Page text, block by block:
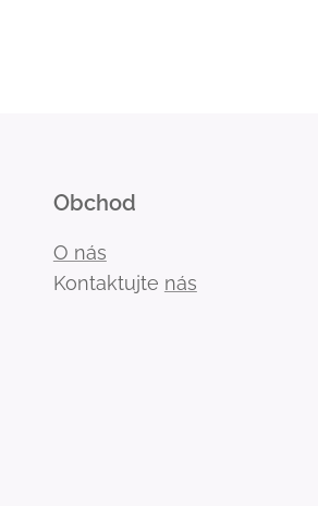
Obchod
O nás
Kontaktujte nás